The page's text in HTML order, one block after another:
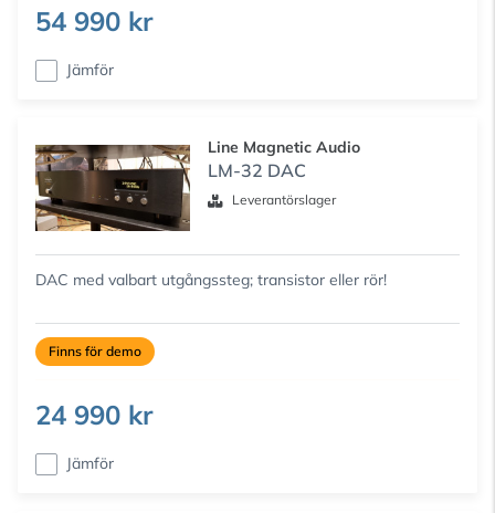
54 990 kr
Jämför
Line Magnetic Audio
LM-32 DAC
Leverantörslager
DAC med valbart utgångssteg; transistor eller rör!
Finns för demo
24 990 kr
Jämför